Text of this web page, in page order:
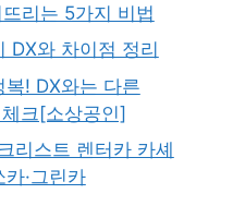
리는 5가지 비법
DX와 차이점 정리
! DX와는 다른
크[소상공인]
리스트 렌터카 카셰
·그린카